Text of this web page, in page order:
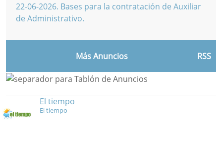
22-06-2026. Bases para la contratación de Auxiliar
de Administrativo.
Más Anuncios RSS
El tiempo
El tiempo